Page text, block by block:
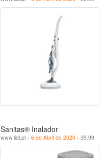
Sanitas® Inalador
www.lidl.pt - 6 de Abril de 2020 - 39.99